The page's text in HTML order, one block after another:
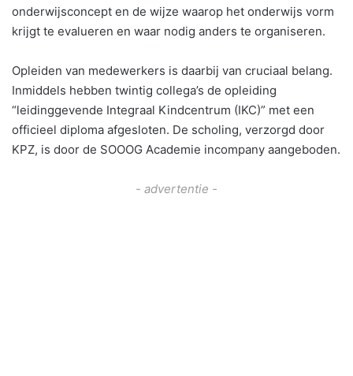
onderwijsconcept en de wijze waarop het onderwijs vorm
krijgt te evalueren en waar nodig anders te organiseren.
Opleiden van medewerkers is daarbij van cruciaal belang.
Inmiddels hebben twintig collega’s de opleiding
“leidinggevende Integraal Kindcentrum (IKC)” met een
officieel diploma afgesloten. De scholing, verzorgd door
KPZ, is door de SOOOG Academie incompany aangeboden.
- advertentie -